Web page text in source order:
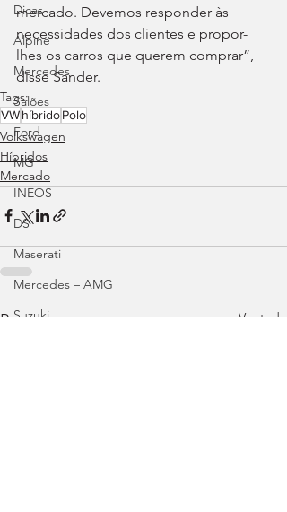
Dicas
Alpine
Mercedes
Salões
Ford
MG
INEOS
DS
Maserati
Mercedes – AMG
Suzuki
mercado. Devemos responder às
necessidades dos clientes e propor-
lhes os carros que querem comprar”,
disse Sander.
Tags:
VWhíbridoPolo
Volkswagen
Híbridos
Mercado
Posts recentes Ver tudo